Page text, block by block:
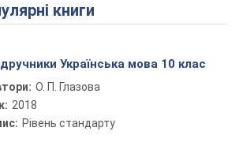
Play Video
книги
Українська мова 10 клас
О. П. Глазова
2018
Рівень стандарту